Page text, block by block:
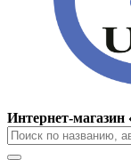
Интернет-